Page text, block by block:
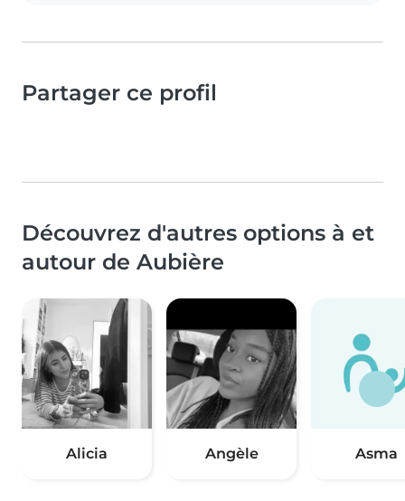
Partager ce profil
Découvrez d'autres options à et
autour de Aubière
Alicia Angèle Asma